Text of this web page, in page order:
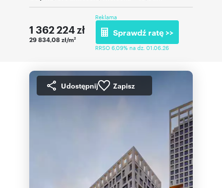
1 362 224zł
29 834,08 zł/m2
Reklama
Sprawdź ratę >>
RRSO 6,09% na dz. 01.06.26
Udostępnij Zapisz